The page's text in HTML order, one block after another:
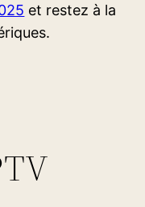
et restez à la